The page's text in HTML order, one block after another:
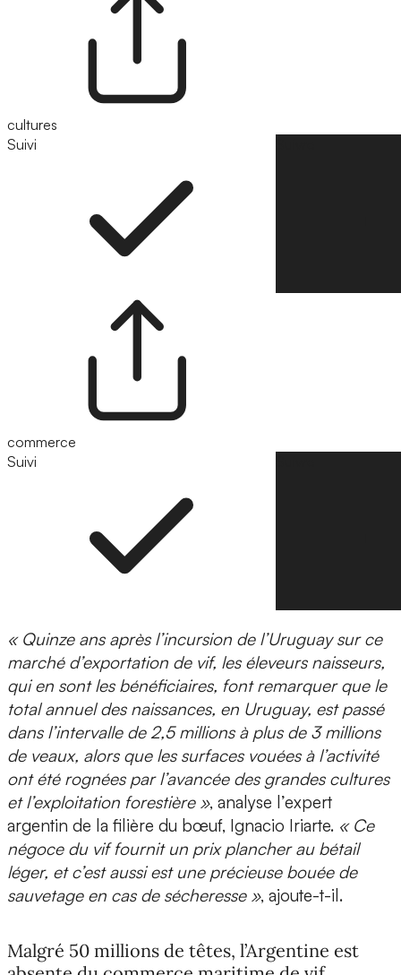
cultures
Suivi
commerce
Suivi
« Quinze ans après l’incursion de l’Uruguay sur ce
marché d’exportation de vif, les éleveurs naisseurs,
qui en sont les bénéficiaires, font remarquer que le
total annuel des naissances, en Uruguay, est passé
dans l’intervalle de 2,5 millions à plus de 3 millions
de veaux, alors que les surfaces vouées à l’activité
ont été rognées par l’avancée des grandes cultures
et l’exploitation forestière », analyse l’expert
argentin de la filière du bœuf, Ignacio Iriarte. « Ce
négoce du vif fournit un prix plancher au bétail
léger, et c’est aussi est une précieuse bouée de
sauvetage en cas de sécheresse », ajoute-t-il.
Malgré 50 millions de têtes, l’Argentine est